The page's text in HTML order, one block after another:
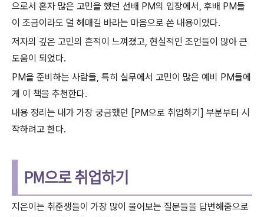
으로서 혼자 많은 고민을 했던 선배 PM의 입장에서, 후배 PM들
이 조금이라도 덜 헤매길 바라는 마음으로 쓴 내용이었다.
저자의 깊은 고민의 흔적이 느껴졌고, 현실적인 조언들이 많아 큰
도움이 되었다.
PM을 준비하는 사람들, 특히 실무에서 고민이 많은 예비 PM들에
게 이 책을 추천한다.
내용 정리는 내가 가장 궁금했던 [PM으로 취업하기] 부분부터 시
작하려고 한다.
PM으로 취업하기
지은이는 취준생들이 가장 많이 물어보는 질문들을 답변해줌으로